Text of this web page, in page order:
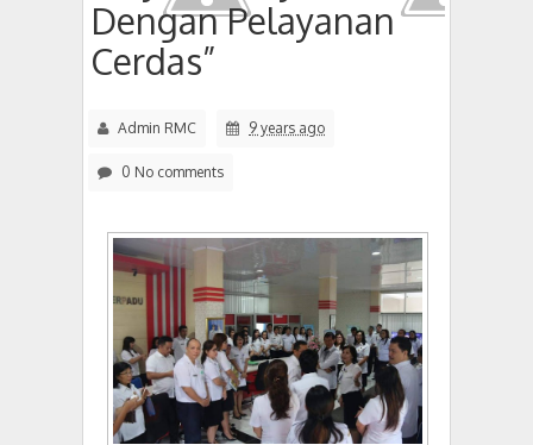
Dengan Pelayanan
Cerdas”
Admin RMC 9 years ago
0 No comments